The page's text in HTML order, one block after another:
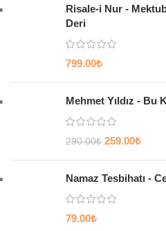
Risale-i Nur -
Deri
799.00₺
Mehmet Yıldız - Bu
290.00₺ 259.00₺
Namaz Tesbihatı -
79.00₺